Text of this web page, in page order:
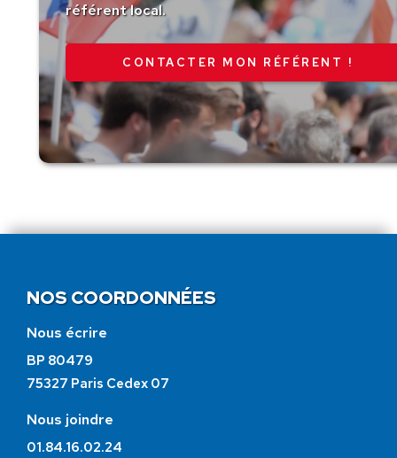
référent local.
CONTACTER MON RÉFÉRENT !
NOS COORDONNÉES
Nous écrire
BP 80479
75327 Paris Cedex 07
Nous joindre
01.84.16.02.24